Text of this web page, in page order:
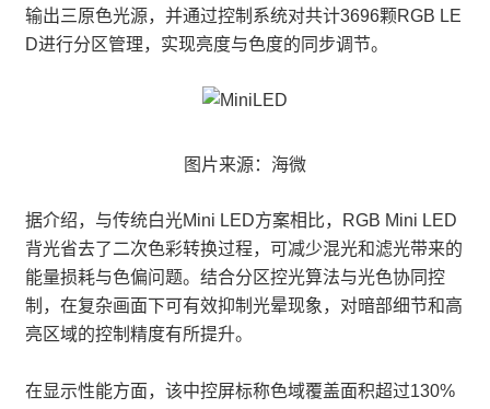
输出三原色光源，并通过控制系统对共计3696颗RGB LE
D进行分区管理，实现亮度与色度的同步调节。
图片来源：海微
据介绍，与传统白光Mini LED方案相比，RGB Mini LED
背光省去了二次色彩转换过程，可减少混光和滤光带来的
能量损耗与色偏问题。结合分区控光算法与光色协同控
制，在复杂画面下可有效抑制光晕现象，对暗部细节和高
亮区域的控制精度有所提升。
在显示性能方面，该中控屏标称色域覆盖面积超过130%